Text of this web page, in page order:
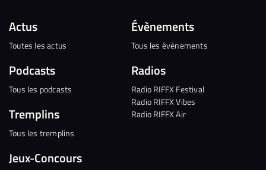
Actus
Toutes les actus
Podcasts
Tous les podcasts
Tremplins
Tous les tremplins
Jeux-Concours
Évènements
Tous les évènements
Radios
Radio RIFFX Festival
Radio RIFFX Vibes
Radio RIFFX Air